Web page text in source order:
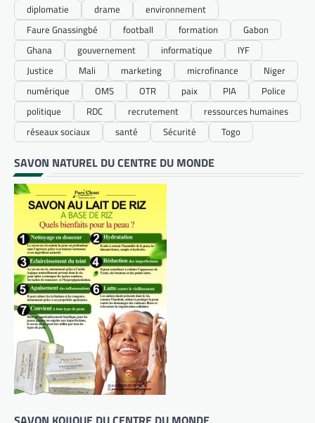
diplomatie
drame
environnement
Faure Gnassingbé
football formation
Gabon
Ghana
gouvernement informatique
IYF
Justice
Mali marketing microfinance
Niger
numérique
OMS OTR paix PIA
Police
politique
RDC recrutement
ressources humaines
réseaux sociaux
santé Sécurité Togo
SAVON NATUREL DU CENTRE DU MONDE